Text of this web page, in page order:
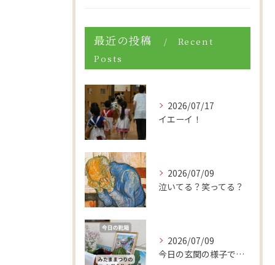
最近の投稿
Recent
Posts
2026/07/17
イエーイ！
2026/07/09
泣いてる？笑ってる？
2026/07/09
今日の玄関の様子です。